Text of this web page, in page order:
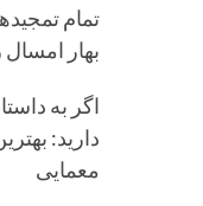
تمام
بهار
اگر به
دارید:
معمایی